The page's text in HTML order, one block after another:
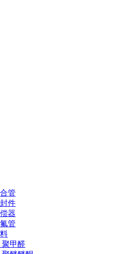
管
件
器
管
聚甲醛